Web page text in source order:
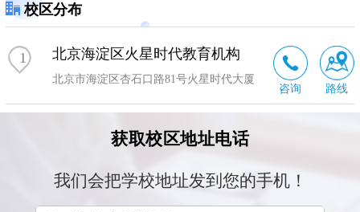
校区分布
1 北京海淀区火星时代教育机构
北京市海淀区杏石口路81号火星时代大厦
咨询
路线